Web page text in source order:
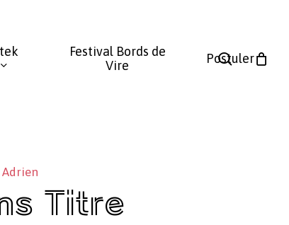
Festival Bords de
Vire
Postuler
search
panier
Adrien
Titre